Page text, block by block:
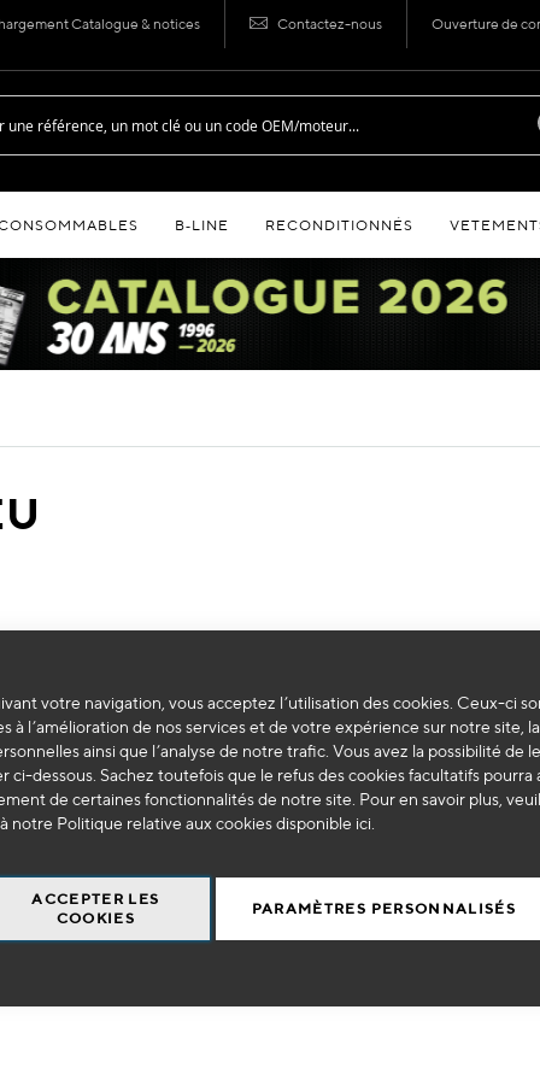
votre navigation, vous acceptez l’utilisation des cookies. Ceux-ci
à l’amélioration de nos services et de votre expérience sur notre site,
ainsi que l’analyse de notre trafic. Vous avez la possibilité de
ci-dessous. Sachez toutefois que le refus des cookies facultatifs pourra
de certaines fonctionnalités de notre site. Pour en savoir plus,
notre Politique relative aux cookies disponible ici
ACCEPTER LES
COOKIES
PARAMÈTRES PERSONNALISÉS
Catalogue & notices Contactez-nous Ouverture de
B‑LINE RECONDITIONNÉS
Impossible de trouver des produits correspondants à votre sélection.